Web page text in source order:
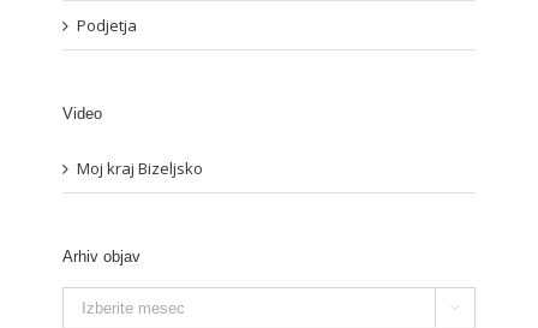
Podjetja
Video
Moj kraj Bizeljsko
Arhiv objav
Arhiv
